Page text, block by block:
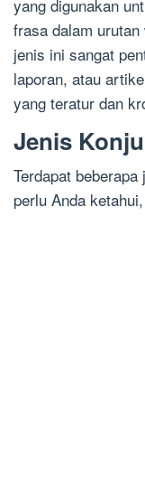
yang digunakan
frasa dalam
jenis ini sangat
laporan, atau
yang teratur dan
Jenis
Terdapat
perlu Anda